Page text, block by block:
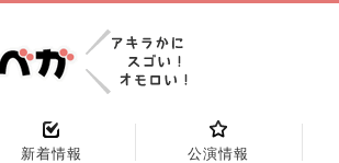
新着情報 公演情報